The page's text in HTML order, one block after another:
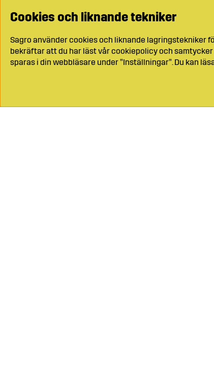
Cookies och liknande tekniker
Sagro använder cookies och liknande lagringstekniker
bekräftar att du har läst vår cookiepolicy och
sparas i din webbläsare under ”Inställningar”. Du kan